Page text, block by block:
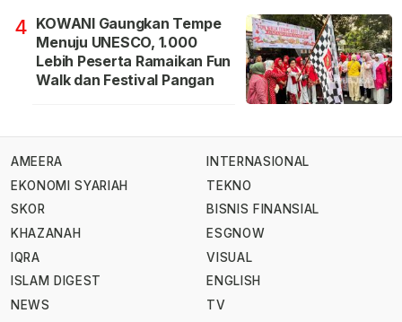
4 KOWANI Gaungkan Tempe
Menuju UNESCO, 1.000
Lebih Peserta Ramaikan Fun
Walk dan Festival Pangan
AMEERA
EKONOMI SYARIAH
SKOR
KHAZANAH
IQRA
ISLAM DIGEST
NEWS
INTERNASIONAL
TEKNO
BISNIS FINANSIAL
ESGNOW
VISUAL
ENGLISH
TV